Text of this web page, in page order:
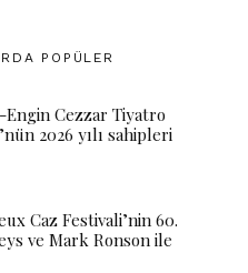
POPÜLER
Cezzar Tiyatro
2026 yılı sahipleri
Caz Festivali’nin 60.
ve Mark Ronson ile